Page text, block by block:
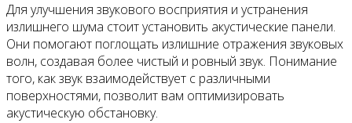
Для улучшения звукового восприятия и устранения
излишнего шума стоит установить акустические панели.
Они помогают поглощать излишние отражения звуковых
волн, создавая более чистый и ровный звук. Понимание
того, как звук взаимодействует с различными
поверхностями, позволит вам оптимизировать
акустическую обстановку.